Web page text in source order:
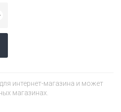
интернет-магазина и может
магазинах.